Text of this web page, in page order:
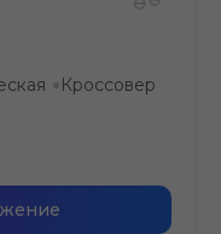
● Кроссовер